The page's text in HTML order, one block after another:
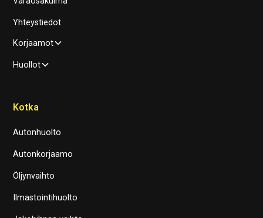
Yhteystiedot
Korjaamot
Huollot
Kotka
Autonhuolto
Autonkorjaamo
Öljynvaihto
Ilmastointihuolto